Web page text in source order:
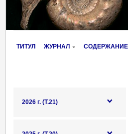
ТИТУЛ ЖУРНАЛ СОДЕРЖАНИЕ
2026 г. (Т.21)